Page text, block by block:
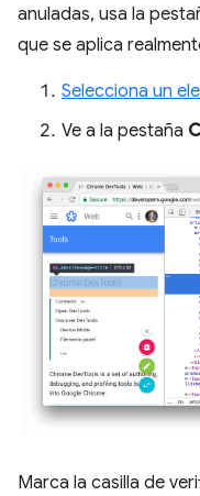
anuladas, usa la
que se aplica
Selecciona un
Ve a la pestaña
Marca la casilla de